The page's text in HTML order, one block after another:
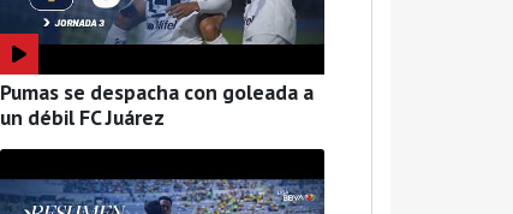
Pumas se despacha con goleada a
un débil FC Juárez